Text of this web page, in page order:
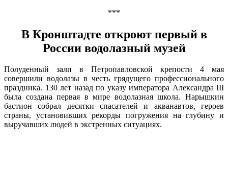
***
В Кронштадте откроют первый в
России водолазный музей
Полуденный залп в Петропавловской крепости 4 мая
совершили водолазы в честь грядущего профессионального
праздника. 130 лет назад по указу императора Александра III
была создана первая в мире водолазная школа. Нарышкин
бастион собрал десятки спасателей и акванавтов, героев
страны, установивших рекорды погружения на глубину и
выручавших людей в экстренных ситуациях.